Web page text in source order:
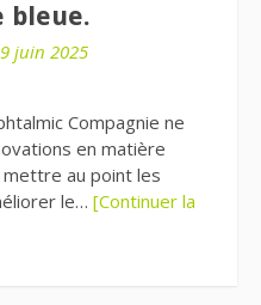
bleue.
juin 2025
Compagnie ne
en matière
mettre au point les
le… [Continuer la